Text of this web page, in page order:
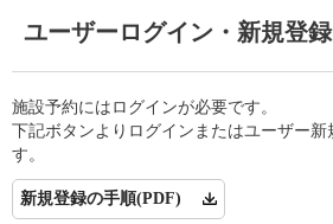
ユーザーログイン・新規登録
施設予約にはログインが必要です。
下記ボタンよりログインまたはユーザー新
す。
新規登録の手順(PDF)